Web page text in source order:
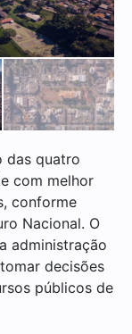
das quatro
com melhor
conforme
Nacional. O
administração
decisões
públicos de